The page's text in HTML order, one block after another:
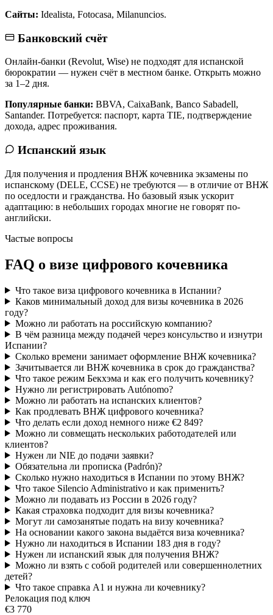
Сайты: Idealista, Fotocasa, Milanuncios.
Банковский счёт
Онлайн-банки (Revolut, Wise) не подходят для испанской
бюрократии — нужен счёт в местном банке. Открыть можно
за 1–2 дня.
Популярные банки: BBVA, CaixaBank, Banco Sabadell,
Santander. Потребуется: паспорт, карта TIE, подтверждение
дохода, адрес проживания.
Испанский язык
Для получения и продления ВНЖ кочевника экзамены по
испанскому (DELE, CCSE) не требуются — в отличие от ВНЖ
по оседлости и гражданства. Но базовый язык ускорит
адаптацию: в небольших городах многие не говорят по-
английски.
Частые вопросы
FAQ о визе цифрового кочевника
Что такое виза цифрового кочевника в Испании?
Каков минимальный доход для визы кочевника в 2026
году?
Можно ли работать на российскую компанию?
В чём разница между подачей через консульство и изнутри
Испании?
Сколько времени занимает оформление ВНЖ кочевника?
Зачитывается ли ВНЖ кочевника в срок до гражданства?
Что такое режим Бекхэма и как его получить кочевнику?
Нужно ли регистрировать Autónomo?
Можно ли работать на испанских клиентов?
Как продлевать ВНЖ цифрового кочевника?
Что делать если доход немного ниже €2 849?
Можно ли совмещать нескольких работодателей или
клиентов?
Нужен ли NIE до подачи заявки?
Обязательна ли прописка (Padrón)?
Сколько нужно находиться в Испании по этому ВНЖ?
Что такое Silencio Administrativo и как применить?
Можно ли подавать из России в 2026 году?
Какая страховка подходит для визы кочевника?
Могут ли самозанятые подать на визу кочевника?
На основании какого закона выдаётся виза кочевника?
Нужно ли находиться в Испании 183 дня в году?
Нужен ли испанский язык для получения ВНЖ?
Можно ли взять с собой родителей или совершеннолетних
детей?
Что такое справка A1 и нужна ли кочевнику?
Релокация под ключ
€3 770